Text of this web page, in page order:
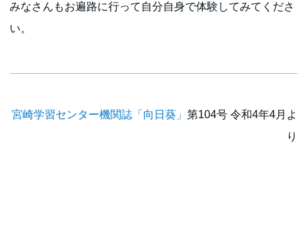
みなさんもお遍路に行って自分自身で体験してみてくださ
い。
宮崎学習センター機関誌「向日葵」 第104号 令和4年4月よ
り